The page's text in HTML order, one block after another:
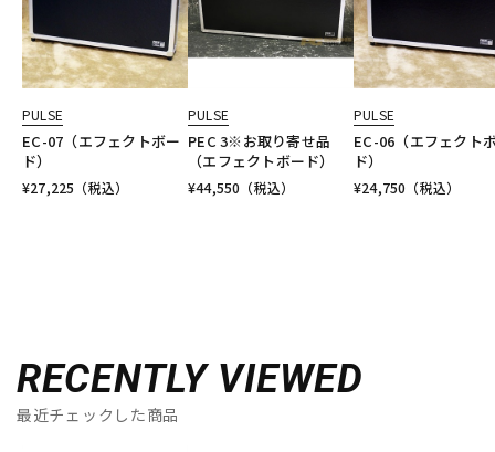
PULSE
EC-07（エフェクトボー
ド）
¥27,225 （税込）
PULSE
PEC 3※お取り寄せ品
（エフェクトボード）
¥44,550 （税込）
PULSE
EC-06（エフェクト
ド）
¥24,750 （税込）
RECENTLY VIEWED
最近チェックした商品